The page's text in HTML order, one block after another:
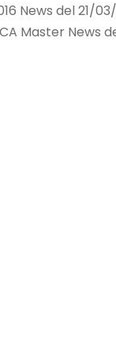
News del 21/
Master News